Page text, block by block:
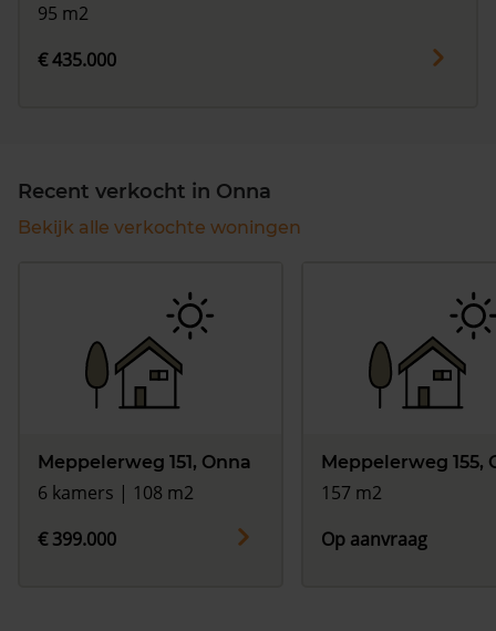
95 m2
€ 435.000
Recent verkocht in Onna
Bekijk alle verkochte woningen
Meppelerweg 151, Onna
6 kamers | 108 m2
€ 399.000
Meppelerweg 155,
157 m2
Op aanvraag